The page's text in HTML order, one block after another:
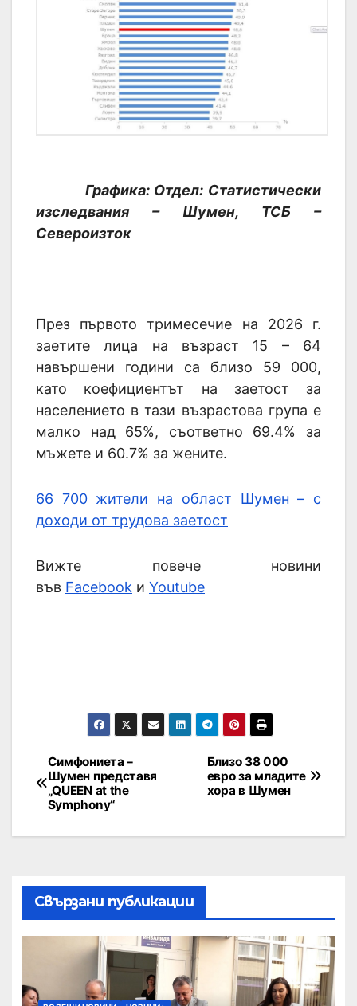
Графика: Отдел: Статистически
изследвания – Шумен, ТСБ –
Североизток
През първото тримесечие на 2026 г.
заетите лица на възраст 15 – 64
навършени години са близо 59 000,
като коефициентът на заетост за
населението в тази възрастова група е
малко над 65%, съответно 69.4% за
мъжете и 60.7% за жените.
66 700 жители на област Шумен – с
доходи от трудова заетост
Вижте повече новини
във Facebook и Youtube
Близо 38 000
евро за младите
хора в Шумен
Симфониета –
Шумен представя
„QUEEN at the
Symphony“
Свързани публикации